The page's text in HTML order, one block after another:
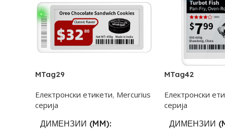
MTag29
Електронски етикети, Mercurius
серија
ДИМЕНЗИИ (MM)
MTag42
Електронски
серија
ДИМЕНЗИИ